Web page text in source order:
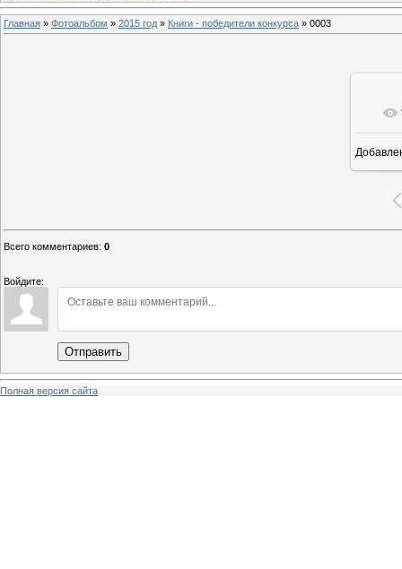
Главная » Фотоальбом » 2015 год » Книги - победители конкурса » 0003
Всего комментариев: 0
Войдите:
Отправить
Полная версия сайта